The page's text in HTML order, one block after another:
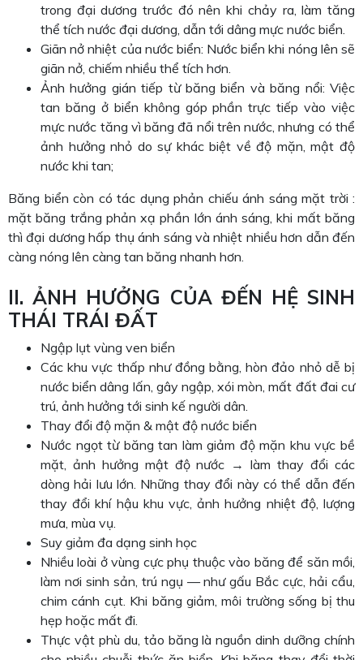
trong đại dương trước đó nên khi chảy ra, làm tăng
thể tích nước đại dương, dẫn tới dâng mực nước biển.
Giãn nở nhiệt của nước biển: Nước biển khi nóng lên sẽ
giãn nở, chiếm nhiều thể tích hơn.
Ảnh hưởng gián tiếp từ băng biển và băng nổi: Việc
tan băng ở biển không góp phần trực tiếp vào việc
mực nước tăng vì băng đã nổi trên nước, nhưng có thể
ảnh hưởng nhỏ do sự khác biệt về độ mặn, mật độ
nước khi tan;
Băng biển còn có tác dụng phản chiếu ánh sáng mặt trời :
mặt băng trắng phản xạ phần lớn ánh sáng, khi mất băng
thì đại dương hấp thụ ánh sáng và nhiệt nhiều hơn dẫn đến
càng nóng lên càng tan băng nhanh hơn.
II. ẢNH HƯỞNG CỦA ĐẾN HỆ SINH
THÁI TRÁI ĐẤT
Ngập lụt vùng ven biển
Các khu vực thấp như đồng bằng, hòn đảo nhỏ dễ bị
nước biển dâng lấn, gây ngập, xói mòn, mất đất đai cư
trú, ảnh hưởng tới sinh kế người dân.
Thay đổi độ mặn & mật độ nước biển
Nước ngọt từ băng tan làm giảm độ mặn khu vực bề
mặt, ảnh hưởng mật độ nước → làm thay đổi các
dòng hải lưu lớn. Những thay đổi này có thể dẫn đến
thay đổi khí hậu khu vực, ảnh hưởng nhiệt độ, lượng
mưa, mùa vụ.
Suy giảm đa dạng sinh học
Nhiều loài ở vùng cực phụ thuộc vào băng để săn mồi,
làm nơi sinh sản, trú ngụ — như gấu Bắc cực, hải cẩu,
chim cánh cụt. Khi băng giảm, môi trường sống bị thu
hẹp hoặc mất đi.
Thực vật phù du, tảo băng là nguồn dinh dưỡng chính